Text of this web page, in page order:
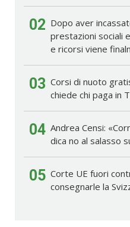
02 Dopo aver
prestazioni sociali
e ricorsi viene
03 Corsi di nuoto
chiede chi paga in
04 Andrea Censi:
dica no al salasso
05 Corte UE fuori
consegnarle la